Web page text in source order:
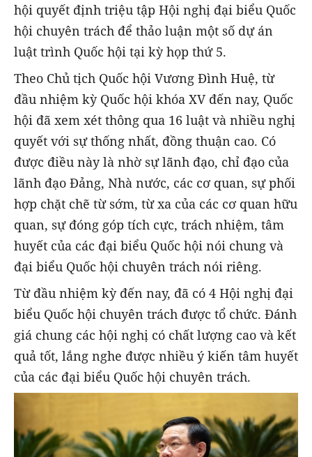
hội quyết định triệu tập Hội nghị đại biểu Quốc
hội chuyên trách để thảo luận một số dự án
luật trình Quốc hội tại kỳ họp thứ 5.
Theo Chủ tịch Quốc hội Vương Đình Huệ, từ
đầu nhiệm kỳ Quốc hội khóa XV đến nay, Quốc
hội đã xem xét thông qua 16 luật và nhiều nghị
quyết với sự thống nhất, đồng thuận cao. Có
được điều này là nhờ sự lãnh đạo, chỉ đạo của
lãnh đạo Đảng, Nhà nước, các cơ quan, sự phối
hợp chặt chẽ từ sớm, từ xa của các cơ quan hữu
quan, sự đóng góp tích cực, trách nhiệm, tâm
huyết của các đại biểu Quốc hội nói chung và
đại biểu Quốc hội chuyên trách nói riêng.
Từ đầu nhiệm kỳ đến nay, đã có 4 Hội nghị đại
biểu Quốc hội chuyên trách được tổ chức. Đánh
giá chung các hội nghị có chất lượng cao và kết
quả tốt, lắng nghe được nhiều ý kiến tâm huyết
của các đại biểu Quốc hội chuyên trách.